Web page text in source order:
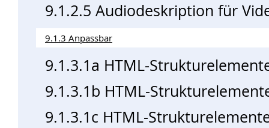
9.1.2.5 Audiodeskription für
9.1.3 Anpassbar
9.1.3.1a HTML-
9.1.3.1b HTML-
9.1.3.1c HTML-